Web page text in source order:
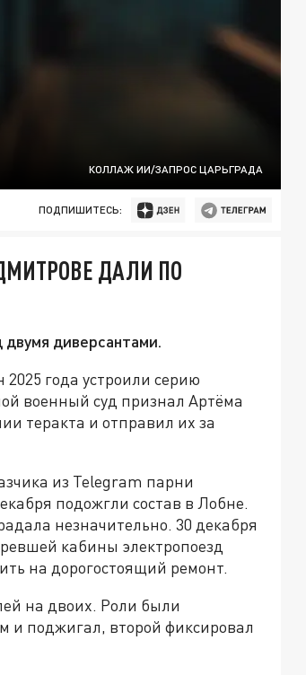
КОЛЛАЖ ИИ/ЗАПРОС ЦАРЬГРАДА
ПОДПИШИТЕСЬ:
ДАЛИ ПО
диверсантами.
года устроили серию
военный суд признал Артёма
теракта и отправил их за
из Telegram парни
подожгли состав в Лобне.
незначительно. 30 декабря
кабины электропоезд
на дорогостоящий ремонт.
на двоих. Роли были
и поджигал, второй фиксировал